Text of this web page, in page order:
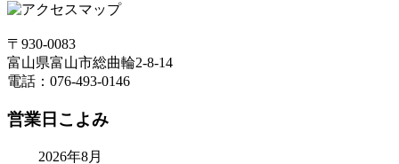
〒930-0083
富山県富山市総曲輪2-8-14
電話：076-493-0146
営業日こよみ
2026年8月